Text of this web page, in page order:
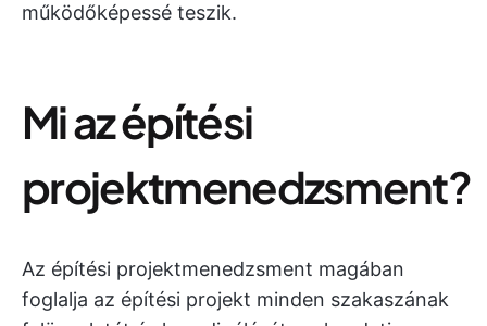
működőképessé teszik.
Mi az építési
projektmenedzsment?
Az építési projektmenedzsment magában
foglalja az építési projekt minden szakaszának